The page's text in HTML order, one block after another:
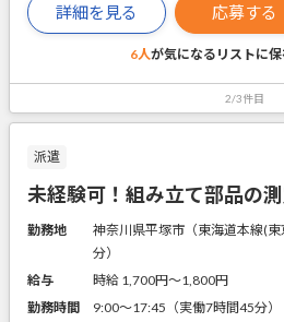
詳細を見る 応募する
6人が気になるリストに
2/3件目
派遣
未経験可！組み立て部品の
勤務地
神奈川県平塚市（東海道本線(
分）
給与
時給 1,700円〜1,800円
勤務時間
9:00～17:45（実働7時間45分）